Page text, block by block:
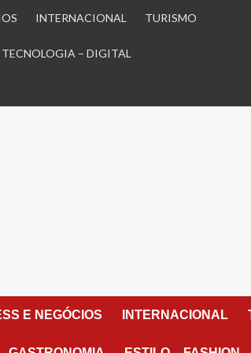
INTERNACIONAL TURISMO
TECNOLOGIA – DIGITAL
E NEGÓCIOS INTERNACIONAL